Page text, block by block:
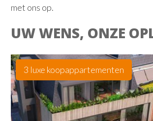
met ons op.
UW WENS, ONZE
3 luxe koopappartementen